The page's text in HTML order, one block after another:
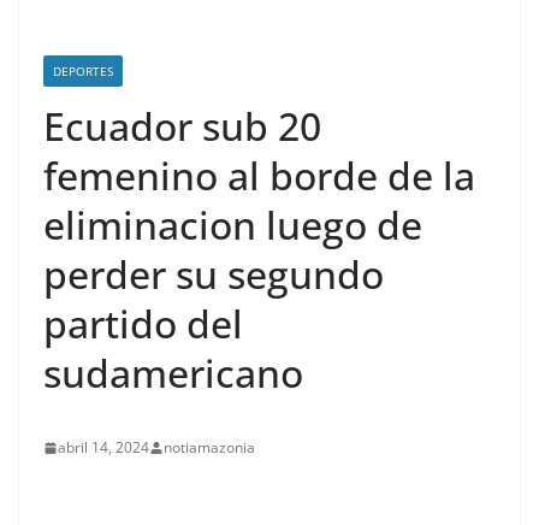
DEPORTES
Ecuador sub 20
femenino al borde de la
eliminacion luego de
perder su segundo
partido del
sudamericano
abril 14, 2024 notiamazonia